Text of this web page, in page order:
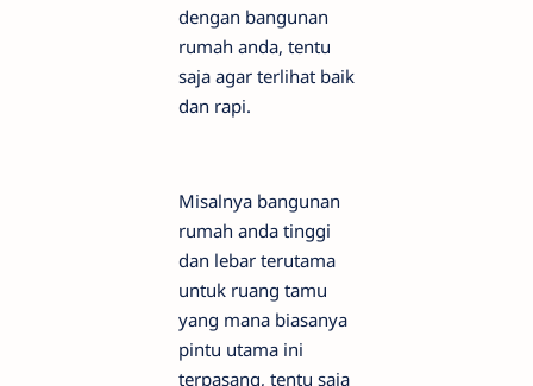
dengan bangunan
rumah anda, tentu
saja agar terlihat baik
dan rapi.
Misalnya bangunan
rumah anda tinggi
dan lebar terutama
untuk ruang tamu
yang mana biasanya
pintu utama ini
terpasang, tentu saja